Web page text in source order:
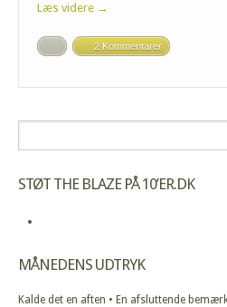
Læs videre →
2 Kommentarer
STØT THE BLAZE PÅ 10’ER.DK
MÅNEDENS UDTRYK
Kalde det en aften • En afsluttende